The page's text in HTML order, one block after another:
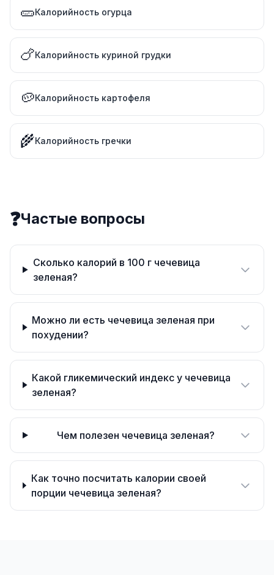
🥒Калорийность огурца
🍗Калорийность куриной грудки
🥔Калорийность картофеля
🌾Калорийность гречки
❓Частые вопросы
Сколько калорий в 100 г чечевица
зеленая?
Можно ли есть чечевица зеленая при
похудении?
Какой гликемический индекс у чечевица
зеленая?
Чем полезен чечевица зеленая?
Как точно посчитать калории своей
порции чечевица зеленая?